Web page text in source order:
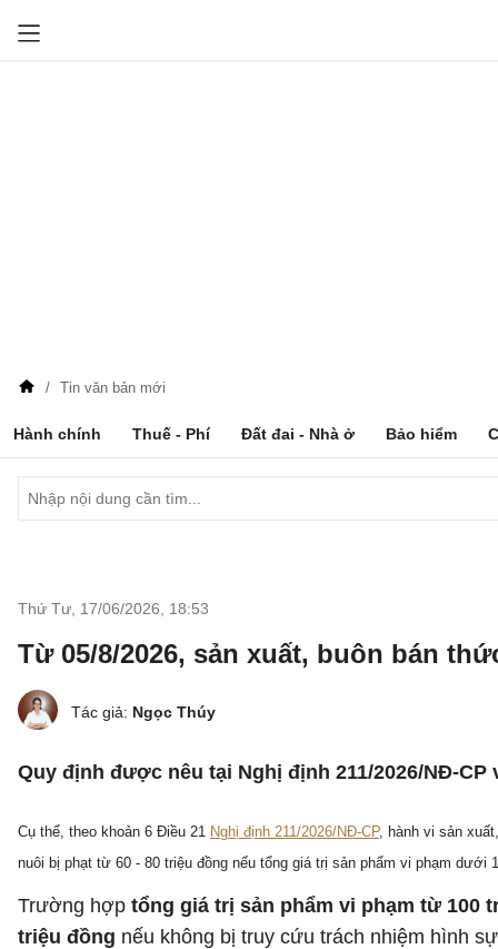
Tin văn bản mới
Hành chính Thuế - Phí Đất đai - Nhà ở Bảo hiểm
Thứ Tư, 17/06/2026 18:53
Từ 05/8/2026, sản xuất, buôn bán
Tác giả: Ngọc Thúy
Quy định được nêu tại Nghị định 211/2026/NĐ-
Cụ thể, theo khoản 6 Điều 21 Nghị định 211/2026/NĐ-CP, hành vi sản
nuôi bị phạt từ 60 - 80 triệu đồng nếu tổng giá trị sản phẩm vi phạm
Trường hợp tổng giá trị sản phẩm vi phạm từ 100
triệu đồng nếu không bị truy cứu trách nhiệm hình